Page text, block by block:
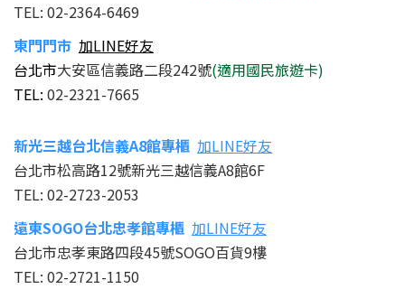
TEL: 02-2364-6469
東門門市 加LINE好友
台北市大安區信義路二段242號(適用國民旅遊卡)
TEL: 02-2321-7665
新光三越台北信義A8館專櫃 加LINE好友
台北市松高路12號新光三越信義A8館6F
TEL: 02-2723-2053
遠東SOGO台北忠孝館專櫃 加LINE好友
台北市忠孝東路四段45號SOGO百貨9樓
TEL: 02-2721-1150